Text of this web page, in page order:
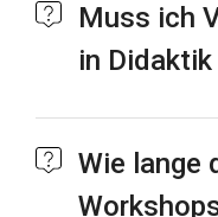
Muss ich
in Didaktik
Wie lange